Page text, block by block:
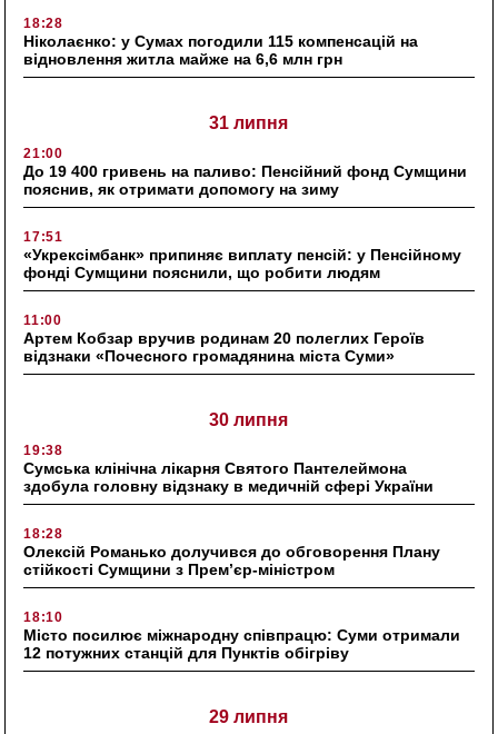
18:28
Ніколаєнко: у Сумах погодили 115 компенсацій на
відновлення житла майже на 6,6 млн грн
31 липня
21:00
До 19 400 гривень на паливо: Пенсійний фонд Сумщини
пояснив, як отримати допомогу на зиму
17:51
«Укрексімбанк» припиняє виплату пенсій: у Пенсійному
фонді Сумщини пояснили, що робити людям
11:00
Артем Кобзар вручив родинам 20 полеглих Героїв
відзнаки «Почесного громадянина міста Суми»
30 липня
19:38
Сумська клінічна лікарня Святого Пантелеймона
здобула головну відзнаку в медичній сфері України
18:28
Олексій Романько долучився до обговорення Плану
стійкості Сумщини з Прем’єр-міністром
18:10
Місто посилює міжнародну співпрацю: Суми отримали
12 потужних станцій для Пунктів обігріву
29 липня